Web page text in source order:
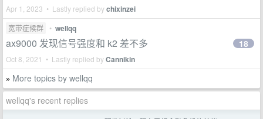
Apr 1, 2023 • Lastly replied bychixinzei
宽带症候群 • wellqq
ax9000 发现信号强度和 k2 差不多
Oct 8, 2021 • Lastly replied byCannikin
18
» More topics by wellqq
wellqq's recent replies